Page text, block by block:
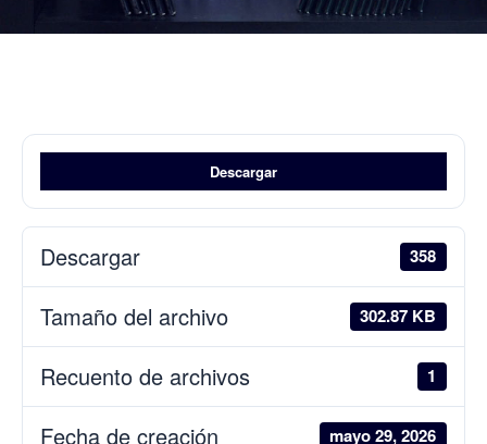
Descargar
Descargar 358
Tamaño del archivo 302.87 KB
Recuento de archivos 1
Fecha de creación mayo 29, 2026